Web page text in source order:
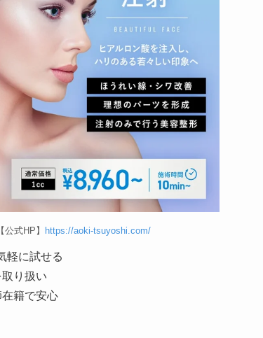
【公式HP】 https://aoki-tsuyoshi.com/
軽に試せる
り扱い
籍で安心